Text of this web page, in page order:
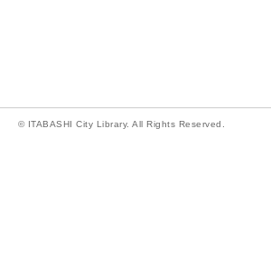
© ITABASHI City Library. All Rights Reserved.